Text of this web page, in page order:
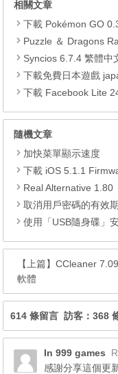
相關文章
下載 Pokémon GO 0.391.0 (精
Puzzle ＆ Dragons
Syncios 6.7.4 繁體中文
下載免費日本遊戲
下載 Facebook Lite
隨機文章
加快菜單顯示速度
下載 iOS 5.1.1 Firmware 韌體
Real Alternative 1.80
取消用戶密碼的有效期
使用「USB隨身碟」
【上篇】CCleaner
軟體
614 條留言 訪客：368
In 999 games
感謝分享這個更